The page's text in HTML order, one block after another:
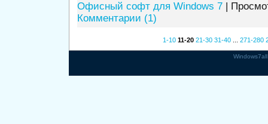
Офисный софт для Windows 7|
Комментарии (1)
1-10 11-20 21-30 31-40 ... 271-280